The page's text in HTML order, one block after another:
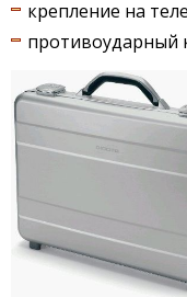
крепление на
противоударный